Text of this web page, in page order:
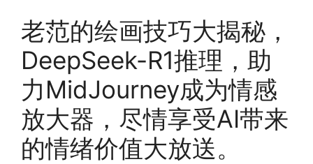
老范的绘画技巧大揭秘，
DeepSeek-R1推理，助
力MidJourney成为情感
放大器，尽情享受AI带来
的情绪价值大放送。